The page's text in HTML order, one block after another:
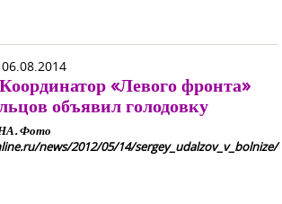
Координатор «Левого фронта»
объявил голодовку
Фото
news/2012/05/14/sergey_udalzov_v_bolnize/